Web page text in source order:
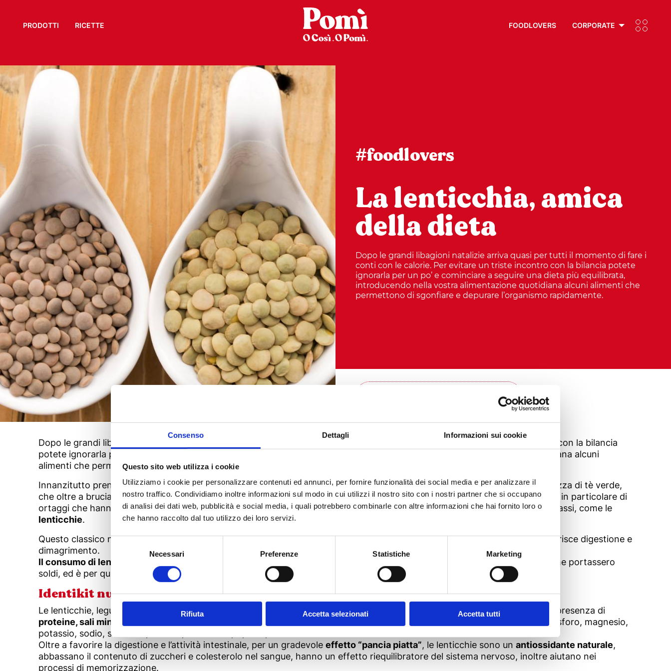
Consenso Dettagli Informazioni sui cookie
Questo sito web utilizza i cookie
Utilizziamo i cookie per personalizzare contenuti ed annunci, per fornire funzionalità dei social media e per analizzare il
nostro traffico. Condividiamo inoltre informazioni sul modo in cui utilizzi il nostro sito con i nostri partner che si occupano
di analisi dei dati web, pubblicità e social media, i quali potrebbero combinarle con altre informazioni che hai fornito loro o
che hanno raccolto dal tuo utilizzo dei loro servizi.
Selezione
consenso
Necessari Preferenze Statistiche Marketing
Rifiuta Accetta selezionati Accetta tutti
PRODOTTI RICETTE FOODLOVERS CORPORATE
#foodlovers
La lenticchia, amica
della dieta
Dopo le grandi libagioni natalizie arriva quasi per tutti il momento di fare i
conti con le calorie. Per evitare un triste incontro con la bilancia potete
ignorarla per un po’ e cominciare a seguire una dieta più equilibrata,
introducendo nella vostra alimentazione quotidiana alcuni alimenti che
permettono di sgonfiare e depurare l’organismo rapidamente.
Dopo le grandi libagioni natalizie arriva quasi per tutti il momento di fare i conti con le calorie. Per evitare un triste incontro con la bilancia
potete ignorarla per un po’ e cominciare a seguire una dieta più equilibrata, introducendo nella vostra alimentazione quotidiana alcuni
alimenti che permettono disgonfiare e depurare l’organismo rapidamente
Innanzitutto prendete l’abitudine dibere molta acqua(1 litro e mezzo o 2 al giorno), sostituite il “secondo caffè” con una tazza di tè verde,
che oltre a bruciare i grassi ha proprietà digestive e antiossidanti, e riempite il vostro carrello di frutta e verdura di stagione, in particolare di
ortaggi che hanno proprietà disintossicanti, depurative e diuretiche, comecarciofi e cardi, e cibi che aiutano a bruciare i grassi, come le
lenticchie.
Questo classico natalizio è ideale nella dieta perché offre un grande senso di sazietà, ha ottime proprietà nutrizionali e favorisce digestione e
dimagrimento.
Il consumo di lenticchie è un
. I nostri antenati pensavano infatti che portassero
soldi, ed è per questo che vengono consumate in gran quantità soprattutto durante il cenone di Capodanno.
Identikit nutrizionale e proprietà della lenticchia
Le lenticchie, legume della famiglia delle Papilionacee, sono un alimento particolarmente nutritivo ed energetico grazie alla presenza di
proteine, sali minerali e vitamine
. Hanno un basso contenuto di grassi insaturi e sono molto ricche di calcio, fibre, ferro, fosforo, magnesio,
potassio, sodio, soflavoni, tiamina, vitamina A, D, B 12, B 6 e vitamina C e PP.
Oltre a favorire la digestione e l’attività intestinale, per un gradevole effetto “pancia piatta”, le lenticchie sono un antiossidante naturale,
abbassano il contenuto di zuccheri e colesterolo nel sangue, hanno un effetto riequilibratore del sistema nervoso, inoltre aiutano nei
processi di memorizzazione.